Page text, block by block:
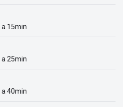
a 15min
a 25min
a 40min